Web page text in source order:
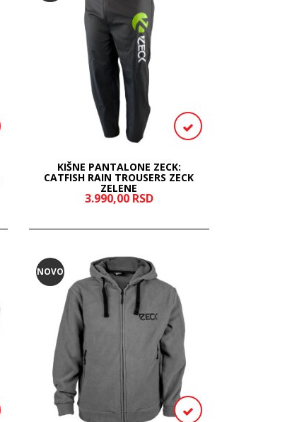
KIŠNE PANTALONE ZECK:
CATFISH RAIN TROUSERS ZECK
ZELENE
3.990,00 RSD
NOVO